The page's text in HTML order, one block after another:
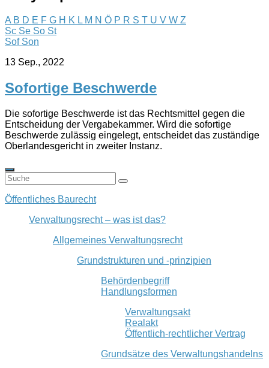
A B D E F G H K L M N Ö P R S T U V W Z
Sc Se So St
Sof Son
13 Sep., 2022
Sofortige Beschwerde
Die sofortige Beschwerde ist das Rechtsmittel gegen die
Entscheidung der Vergabekammer. Wird die sofortige
Beschwerde zulässig eingelegt, entscheidet das zuständige
Oberlandesgericht in zweiter Instanz.
Öffentliches Baurecht
Verwaltungsrecht – was ist das?
Allgemeines Verwaltungsrecht
Grundstrukturen und -prinzipien
Behördenbegriff
Handlungsformen
Verwaltungsakt
Realakt
Öffentlich-rechtlicher Vertrag
Grundsätze des Verwaltungshandelns